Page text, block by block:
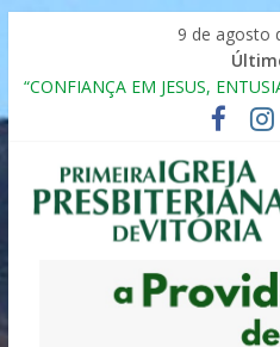
conteúdo
9 de agosto
“CONFIANÇA EM JESUS,
Seminário da Família 2025
Formação em Inclusão, Ensino
Pessoas Atípicas
12º ENCONTRO DE CASAIS
MULHER PRESBITERIANA
Primeira